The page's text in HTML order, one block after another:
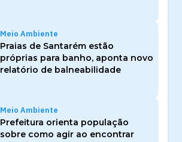
Meio Ambiente
Praias de Santarém estão
próprias para banho, aponta novo
relatório de balneabilidade
Meio Ambiente
Prefeitura orienta população
sobre como agir ao encontrar